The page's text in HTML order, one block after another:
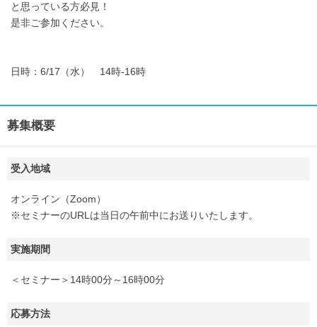
と思っている方必見！
是非ご参加ください。
日時：6/17（水） 14時-16時
募集概要
受入地域
オンライン（Zoom）
※セミナーのURLは当日の午前中にお送りいたします。
実施期間
＜セミナー＞14時00分～16時00分
応募方法